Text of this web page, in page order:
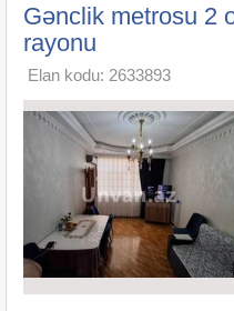
Gənclik metrosu 2
rayonu
Elan kodu: 2633893